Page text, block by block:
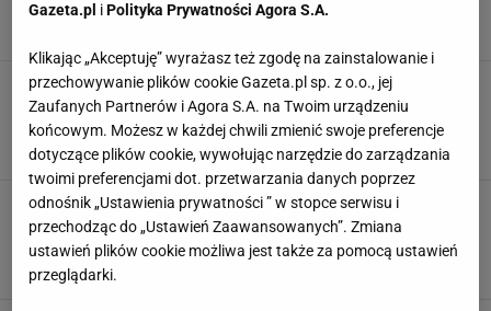
JERZY OWSIAK PIENIĄDZE
Na aukcji WOŚP można kupić nawet Jerzego
Owsiaka. To dzieło Teatru Lalki i Aktora
"Kubuś"
AUKCJE JERZY OWSIAK LALKA NEWS
Już niedługo odbędzie się 32. finał Wielkiej
Orkiestry Świątecznej Pomocy. Jaki jest cel w
tym roku?
Gazeta.pl iPolityka Prywatności Agora S.A.
Klikając „Akceptuję” wyrażasz też zgodę na zainstalowanie i
przechowywanie plików cookie Gazeta.pl sp. z o.o., jej
Zaufanych Partnerów i Agora S.A. na Twoim urządzeniu
końcowym. Możesz w każdej chwili zmienić swoje preferencje
dotyczące plików cookie, wywołując narzędzie do zarządzania
twoimi preferencjami dot. przetwarzania danych poprzez
odnośnik „Ustawienia prywatności ” w stopce serwisu i
przechodząc do „Ustawień Zaawansowanych”. Zmiana
ustawień plików cookie możliwa jest także za pomocą ustawień
przeglądarki.